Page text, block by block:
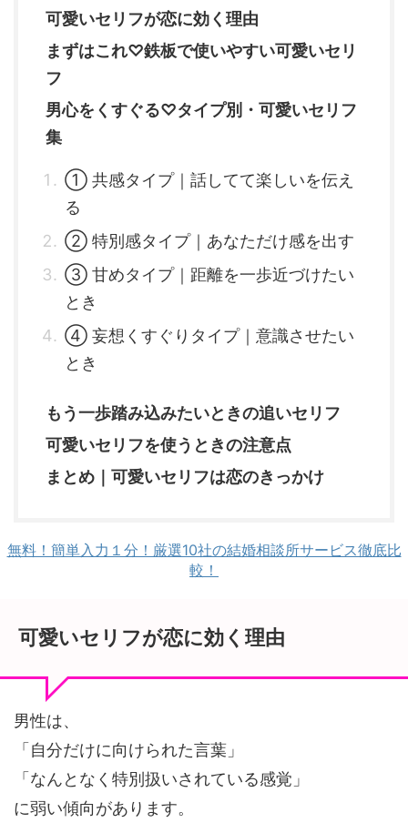
可愛いセリフが恋に効く理由
まずはこれ♡鉄板で使いやすい可愛いセリ
フ
男心をくすぐる♡タイプ別・可愛いセリフ
集
① 共感タイプ｜話してて楽しいを伝え
る
② 特別感タイプ｜あなただけ感を出す
③ 甘めタイプ｜距離を一歩近づけたい
とき
④ 妄想くすぐりタイプ｜意識させたい
とき
もう一歩踏み込みたいときの追いセリフ
可愛いセリフを使うときの注意点
まとめ｜可愛いセリフは恋のきっかけ
無料！簡単入力１分！厳選10社の結婚相談所サービス徹底比
較！
可愛いセリフが恋に効く理由
男性は、
「自分だけに向けられた言葉」
「なんとなく特別扱いされている感覚」
に弱い傾向があります。